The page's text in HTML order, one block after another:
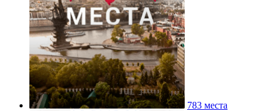
783 места